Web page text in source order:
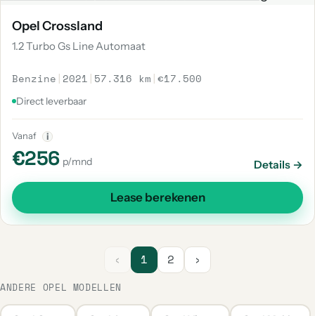
Opel Crossland
1.2 Turbo Gs Line Automaat
Benzine | 2021 | 57.316 km |€17.500
Direct leverbaar
Vanaf i
€256 p/mnd Details →
Lease berekenen
‹ 1 2 ›
ANDERE OPEL MODELLEN